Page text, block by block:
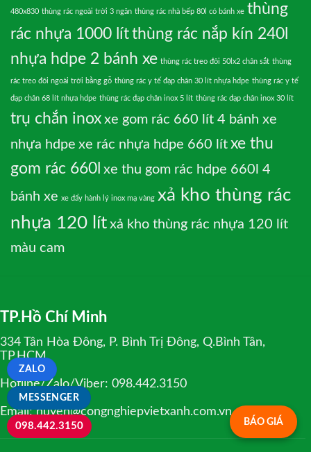
480x830 thùng rác ngoài trời 3 ngăn thùng rác nhà bếp 80l có bánh xe thùng
rác nhựa 1000 lítthùng rác nắp kín 240l
nhựa hdpe 2 bánh xe thùng rác treo đôi 50lx2 chân sắt thùng
rác treo đôi ngoài trời bằng gỗ thùng rác y tế đạp chân 30 lít nhựa hdpe thùng rác y tế
đạp chân 68 lít nhựa hdpe thùng rác đạp chân inox 5 lít thùng rác đạp chân inox 30 lít
trụ chắn inox xe gom rác 660 lít 4 bánh xe
nhựa hdpe xe rác nhựa hdpe 660 lít xe thu
gom rác 660l xe thu gom rác hdpe 660l 4
bánh xe xe đẩy hành lý inox mạ vàng xả kho thùng rác
nhựa 120 lít xả kho thùng rác nhựa 120 lít
màu cam
TP.Hồ Chí Minh
334 Tân Hòa Đông, P. Bình Trị Đông, Q.Bình Tân,
TP.HCM
Hotline/Zalo/Viber: 098.442.3150
Email: huyen@congnghiepvietxanh.com.vn
BÁO GIÁ
MESSENGER
ZALO
098.442.3150